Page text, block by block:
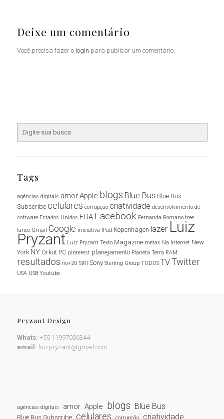
Deixe um comentário
Você precisa fazer o login para publicar um comentário.
Tags
agências digitais amorApple blogs Blue Bus Blue Bus
Subscribe celulares corrupção criatividade desenvolvimento de
software Estados Unidos EUA Facebook Fernanda Romano free
lance Gmail Google iniciativa IPad Kopenhagen lazer Luiz
Pryzant Luiz Pryzant Texto Magazine metas Na Internet New
York NY Orkut PC pinterest planejamento Planeta Terra RAM
resultados rio+20 SIRI Sony Sterling Group TODOS TVTwitter
USA USB Youtube
Pryzant Design
Whats: +55 11997006344
email: luizpryzant@gmail.com
agências digitais amor Apple blogs Blue Bus
Blue Bus Subscribe celulares criatividade